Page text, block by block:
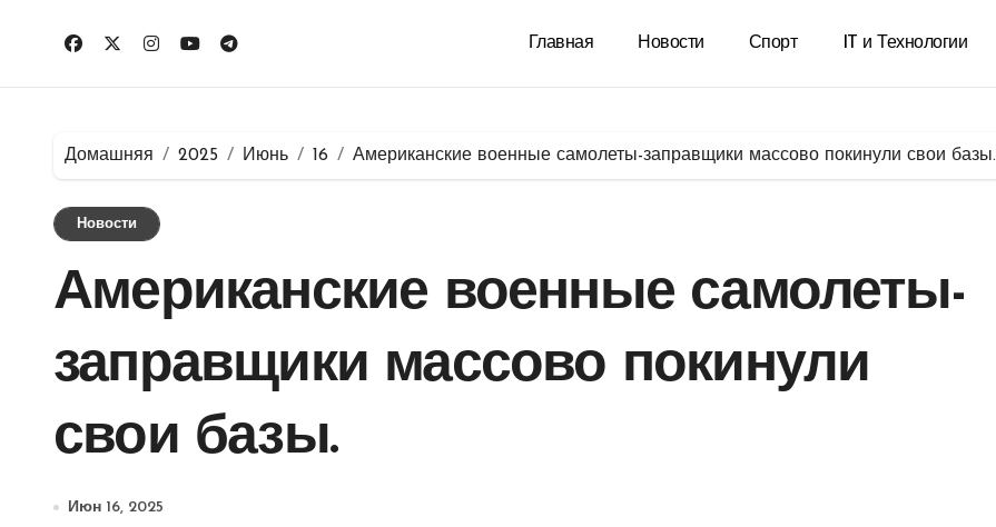
Главная Новости Спорт IT и Технологии
Домашняя 2025 Июнь 16 Американские военные самолеты-заправщики массово покинули свои базы.
Новости
Американские военные самолеты-
заправщики массово покинули
свои базы.
Июн 16, 2025